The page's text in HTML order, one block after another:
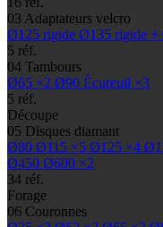
03 Adaptateurs velcro
Ø125 rigide Ø135 rigide +
5 réf.
04 Tambours
Ø65 ×2 Ø90 Écureuil ×3
5 réf.
Découpe
05 Disques diamant
Ø80 Ø115 ×5 Ø125 ×4
Ø450 Ø600 ×2
34 réf.
Forage
06 Couronnes